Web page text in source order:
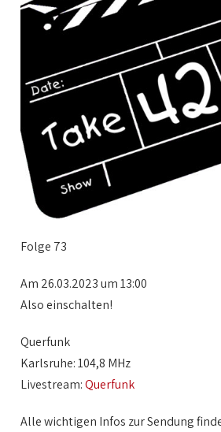
Folge 73
Am 26.03.2023 um 13:00
Also einschalten!
Querfunk
Karlsruhe: 104,8 MHz
Livestream:Querfunk
Alle wichtigen Infos zur Sendung